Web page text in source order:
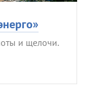
и щелочи.